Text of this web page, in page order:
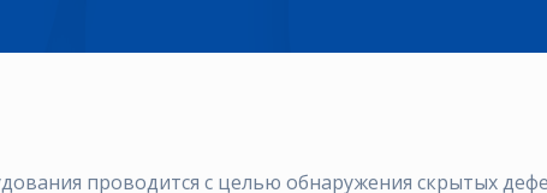
проводится с целью обнаружения скрытых